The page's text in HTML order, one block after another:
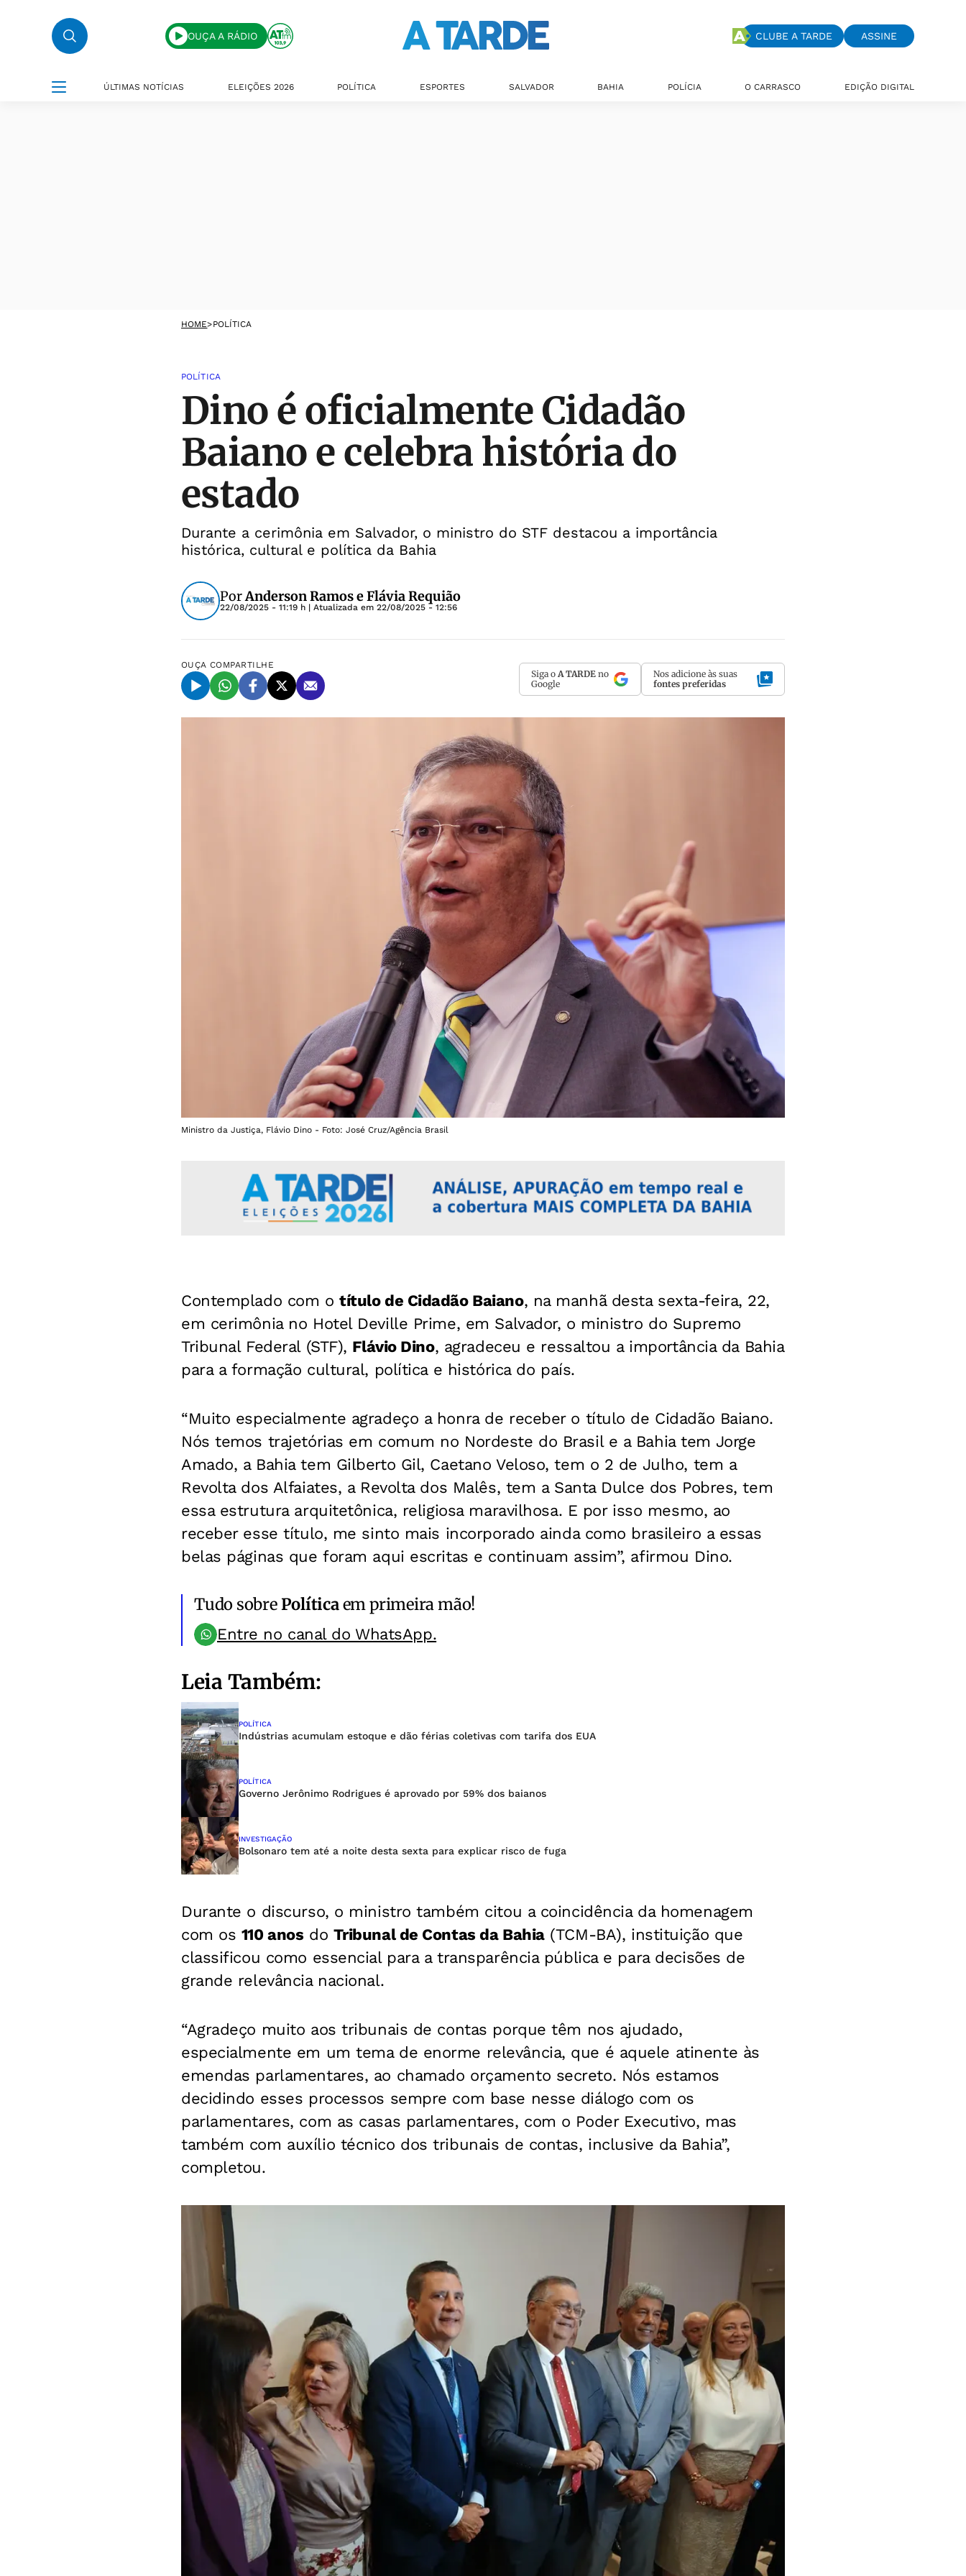
OUÇA A RÁDIO CLUBE A TARDE ASSINE
ÚLTIMAS NOTÍCIAS ELEIÇÕES 2026 POLÍTICA ESPORTES SALVADOR BAHIA POLÍCIA O CARRASCO EDIÇÃO DIGITAL
HOME>POLÍTICA
POLÍTICA
Dino é oficialmente Cidadão
Baiano e celebra história do
estado
Durante a cerimônia em Salvador, o ministro do STF destacou a importância
histórica, cultural e política da Bahia
PorAnderson Ramos e Flávia Requião
22/08/2025 - 11:19 h | Atualizada em 22/08/2025 - 12:56
OUÇA COMPARTILHE
Siga o A TARDE no
Google
Nos adicione às suas
fontes preferidas
Ministro da Justiça, Flávio Dino - Foto: José Cruz/Agência Brasil
Contemplado com otítulo de Cidadão Baiano, na manhã desta sexta-feira, 22,
em cerimônia no Hotel Deville Prime, em Salvador, o ministro do Supremo
Tribunal Federal (STF), Flávio Dino, agradeceu e ressaltou a importância da Bahia
para a formação cultural, política e histórica do país.
“Muito especialmente agradeço a honra de receber o título de Cidadão Baiano.
Nós temos trajetórias em comum no Nordeste do Brasil e a Bahia tem Jorge
Amado, a Bahia tem Gilberto Gil, Caetano Veloso, tem o 2 de Julho, tem a
Revolta dos Alfaiates, a Revolta dos Malês, tem a Santa Dulce dos Pobres, tem
essa estrutura arquitetônica, religiosa maravilhosa. E por isso mesmo, ao
receber esse título, me sinto mais incorporado ainda como brasileiro a essas
belas páginas que foram aqui escritas e continuam assim”, afirmou Dino.
Tudo sobrePolíticaem primeira mão!
Entre no canal do WhatsApp.
Leia Também:
POLÍTICA
Indústrias acumulam estoque e dão férias coletivas com tarifa dos EUA
POLÍTICA
Governo Jerônimo Rodrigues é aprovado por 59% dos baianos
INVESTIGAÇÃO
Bolsonaro tem até a noite desta sexta para explicar risco de fuga
Durante o discurso, o ministro também citou a coincidência da homenagem
com os 110 anos do Tribunal de Contas da Bahia(TCM-BA), instituição que
classificou como essencial para a transparência pública e para decisões de
grande relevância nacional.
“Agradeço muito aos tribunais de contas porque têm nos ajudado,
especialmente em um tema de enorme relevância, que é aquele atinente às
emendas parlamentares, ao chamado orçamento secreto. Nós estamos
decidindo esses processos sempre com base nesse diálogo com os
parlamentares, com as casas parlamentares, com o Poder Executivo, mas
também com auxílio técnico dos tribunais de contas, inclusive da Bahia”,
completou.